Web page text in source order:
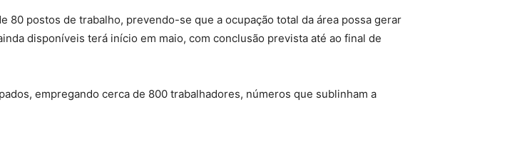
postos de trabalho, prevendo-se que a ocupação total da área possa gerar
disponíveis terá início em maio, com conclusão prevista até ao final de
empregando cerca de 800 trabalhadores, números que sublinham a